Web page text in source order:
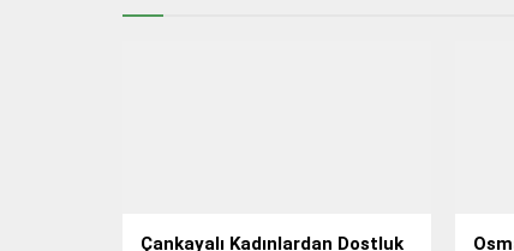
Çankayalı Kadınlardan Dostluk